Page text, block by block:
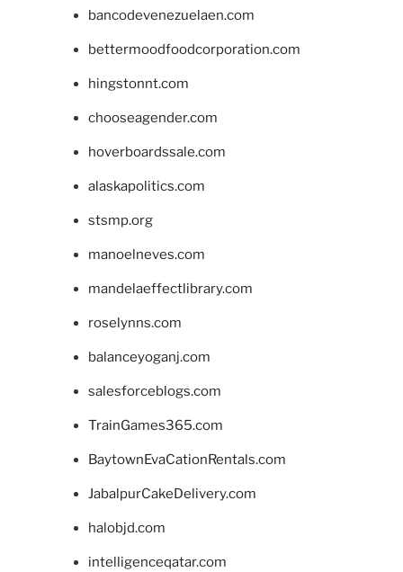
bancodevenezuelaen.com
bettermoodfoodcorporation.com
hingstonnt.com
chooseagender.com
hoverboardssale.com
alaskapolitics.com
stsmp.org
manoelneves.com
mandelaeffectlibrary.com
roselynns.com
balanceyoganj.com
salesforceblogs.com
TrainGames365.com
BaytownEvaCationRentals.com
JabalpurCakeDelivery.com
halobjd.com
intelligenceqatar.com